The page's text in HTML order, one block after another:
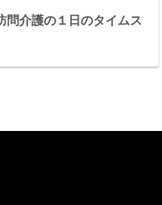
問介護の１日のタイムス